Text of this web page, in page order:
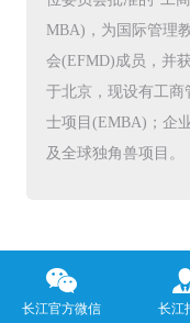
MBA)，为国际管理
会(EFMD)成员，并
于北京，现设有工
士项目(EMBA)；企
及全球独角兽项目。
长江官方微信 长江